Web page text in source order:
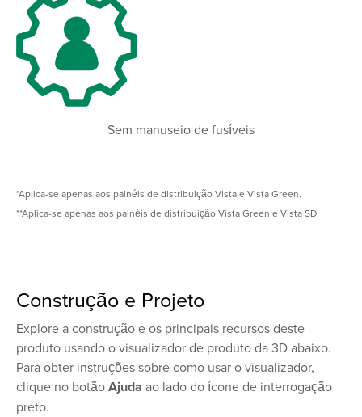
Sem manuseio de fusíveis
*Aplica-se apenas aos painéis de distribuição Vista e Vista Green.
**Aplica-se apenas aos painéis de distribuição Vista Green e Vista SD.
Construção e Projeto
Explore a construção e os principais recursos deste
produto usando o visualizador de produto da 3D abaixo.
Para obter instruções sobre como usar o visualizador,
clique no botãoAjuda ao lado do ícone de interrogação
preto.